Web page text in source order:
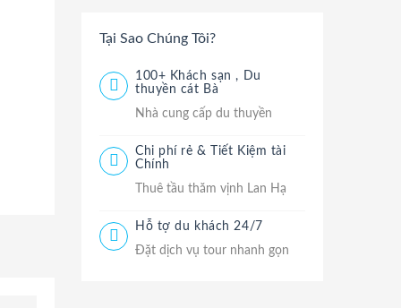
Tại Sao Chúng Tôi?
100+ Khách sạn , Du
thuyền cát Bà
Nhà cung cấp du thuyền
Chi phí rẻ & Tiết Kiệm tài
Chính
Thuê tầu thăm vịnh Lan Hạ
Hỗ tợ du khách 24/7
Đặt dịch vụ tour nhanh gọn